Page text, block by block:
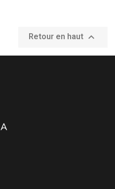
Retour en haut 